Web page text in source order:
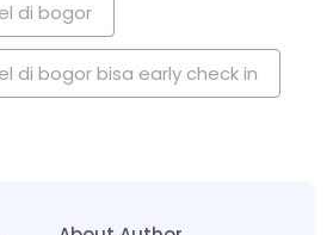
di bogor
di bogor bisa early check in